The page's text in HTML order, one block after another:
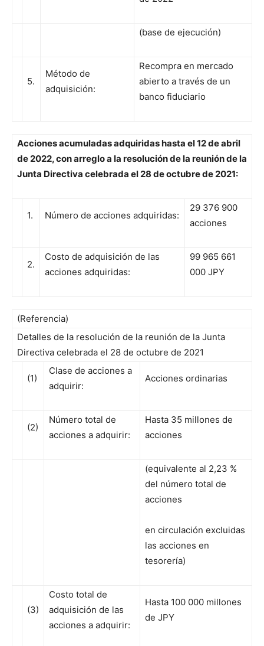
(base de ejecución)
5.
Método de
adquisición:
Recompra en mercado
abierto a través de un
banco fiduciario
Acciones acumuladas adquiridas hasta el 12 de abril
de 2022, con arreglo a la resolución de la reunión de la
Junta Directiva celebrada el 28 de octubre de 2021:
1. Número de acciones adquiridas:
29 376 900
acciones
2.
Costo de adquisición de las
acciones adquiridas:
99 965 661
000 JPY
(Referencia)
Detalles de la resolución de la reunión de la Junta
Directiva celebrada el 28 de octubre de 2021
(1)
Clase de acciones a
adquirir:
Acciones ordinarias
(2)
Número total de
acciones a adquirir:
Hasta 35 millones de
acciones
(equivalente al 2,23 %
del número total de
acciones
en circulación excluidas
las acciones en
tesorería)
(3)
Costo total de
adquisición de las
acciones a adquirir:
Hasta 100 000 millones
de JPY